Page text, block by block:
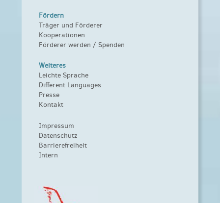
Fördern
Träger und Förderer
Kooperationen
Förderer werden / Spenden
Weiteres
Leichte Sprache
Different Languages
Presse
Kontakt
Impressum
Datenschutz
Barrierefreiheit
Intern